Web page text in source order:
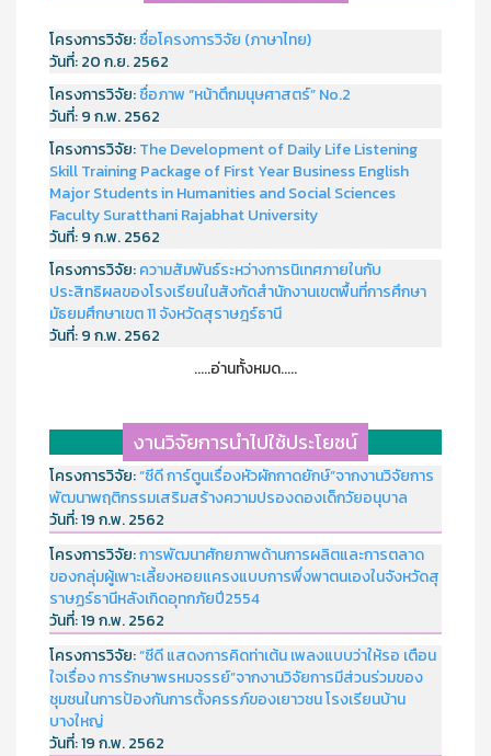
โครงการวิจัย:ชื่อโครงการวิจัย (ภาษาไทย)
วันที่:20 ก.ย. 2562
โครงการวิจัย:ชื่อภาพ “หน้าตึกมนุษศาสตร์” No.2
วันที่:9 ก.พ. 2562
โครงการวิจัย:The Development of Daily Life Listening
Skill Training Package of First Year Business English
Major Students in Humanities and Social Sciences
Faculty Suratthani Rajabhat University
วันที่:9 ก.พ. 2562
โครงการวิจัย:ความสัมพันธ์ระหว่างการนิเทศภายในกับ
ประสิทธิผลของโรงเรียนในสังกัดสำนักงานเขตพื้นที่การศึกษา
มัธยมศึกษาเขต 11 จังหวัดสุราษฎร์ธานี
วันที่:9 ก.พ. 2562
.....อ่านทั้งหมด.....
งานวิจัยการนำไปใช้ประโยชน์
โครงการวิจัย:“ซีดี การ์ตูนเรื่องหัวผักกาดยักษ์”จากงานวิจัยการ
พัฒนาพฤติกรรมเสริมสร้างความปรองดองเด็กวัยอนุบาล
วันที่:19 ก.พ. 2562
โครงการวิจัย:การพัฒนาศักยภาพด้านการผลิตและการตลาด
ของกลุ่มผู้เพาะเลี้ยงหอยแครงแบบการพึ่งพาตนเองในจังหวัดสุ
ราษฏร์ธานีหลังเกิดอุทกภัยปี2554
วันที่:19 ก.พ. 2562
โครงการวิจัย:“ซีดี แสดงการคิดท่าเต้น เพลงแบบว่าให้รอ เตือน
ใจเรื่อง การรักษาพรหมจรรย์”จากงานวิจัยการมีส่วนร่วมของ
ชุมชนในการป้องกันการตั้งครรภ์ของเยาวชน โรงเรียนบ้าน
บางใหญ่
วันที่:19 ก.พ. 2562